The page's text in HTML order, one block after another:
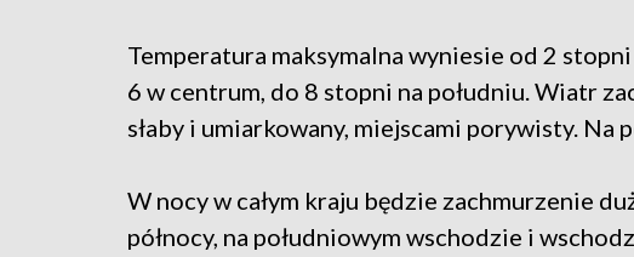
Temperatura maksymalna wyniesie od 2
6 w centrum, do 8 stopni na południu. Wiatr
słaby i umiarkowany, miejscami porywisty. Na
W nocy w całym kraju będzie zachmurzenie
północy, na południowym wschodzie i